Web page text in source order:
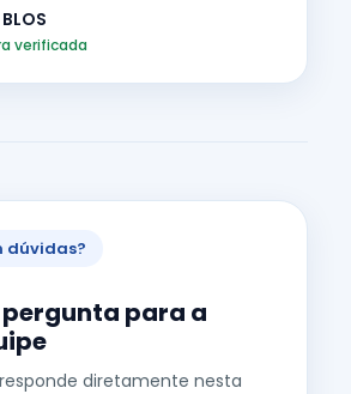
BLOS
verificada
dúvidas?
pergunta para a
diretamente nesta